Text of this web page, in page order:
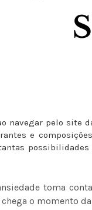
navegar pelo site
e
toma
o momento